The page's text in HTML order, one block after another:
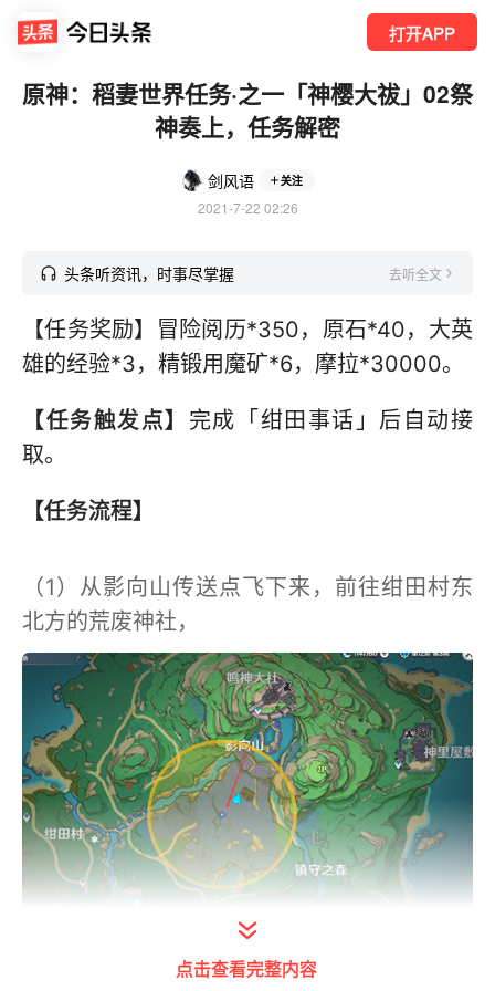
打开APP
原神：稻妻世界任务·之一「神樱大祓」02祭
神奏上，任务解密
剑风语 关注
2021-7-22 02:26
头条听资讯，时事尽掌握 去听全文
【任务奖励】冒险阅历*350，原石*40，大英
雄的经验*3，精锻用魔矿*6，摩拉*30000。
【任务触发点】 完成「绀田事话」后自动接
取。
【任务流程】
（1）从影向山传送点飞下来，前往绀田村东
北方的荒废神社，
打开今日头条查看图片详情
点击查看完整内容